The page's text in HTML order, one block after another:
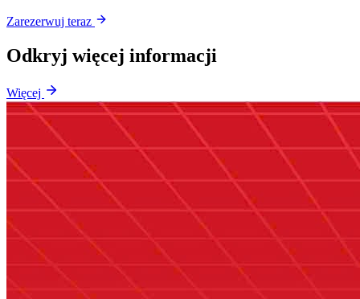
Zarezerwuj teraz
Odkryj więcej informacji
Więcej